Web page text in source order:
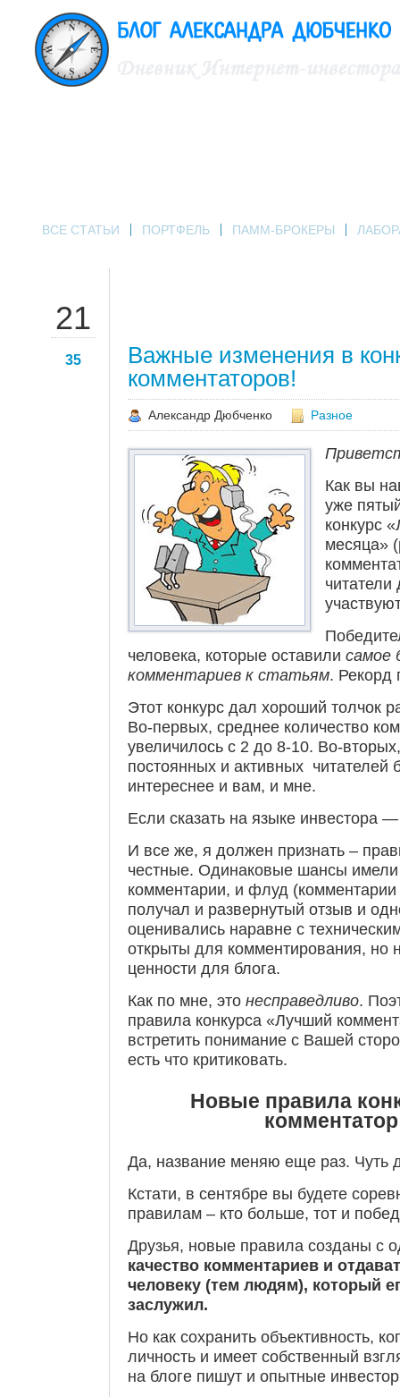
ВСЕ СТАТЬИ ПОРТФЕЛЬ ПАММ-БРОКЕРЫ
21
35
Важные изменения в
комментаторов!
Александр Дюбченко Разное
Как вы
уже
конкурс
месяца»
читатели
человека, которые оставили самое
комментариев к статьям. Рекорд
Этот конкурс дал хороший толчок
Во-первых, среднее количество
увеличилось с 2 до 8-10. Во-
постоянных и активных читателей
интереснее и вам, и мне.
Если сказать на языке инвестора
И все же, я должен признать –
честные. Одинаковые шансы имели
комментарии, и флуд
получал и развернутый отзыв и
оценивались наравне с
открыты для комментирования, но
ценности для блога.
Как по мне, это несправедливо.
правила конкурса «Лучший
встретить понимание с Вашей
есть что критиковать.
Новые правила
Да, название меняю еще раз. Чуть
Кстати, в сентябре вы будете
правилам – кто больше, тот и
Друзья, новые правила созданы с
качество комментариев и
человеку (тем людям), который
заслужил.
Но как сохранить объективность,
личность и имеет собственный
на блоге пишут и опытные